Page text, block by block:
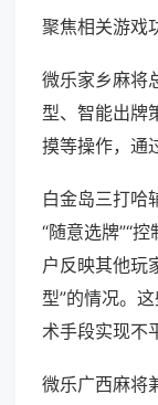
聚焦相关游戏
微乐家乡麻将
型、智能出牌
摸等操作，通
白金岛三打哈
“随意选牌”“
户反映其他玩
型”的情况。
术手段实现不
微乐广西麻将